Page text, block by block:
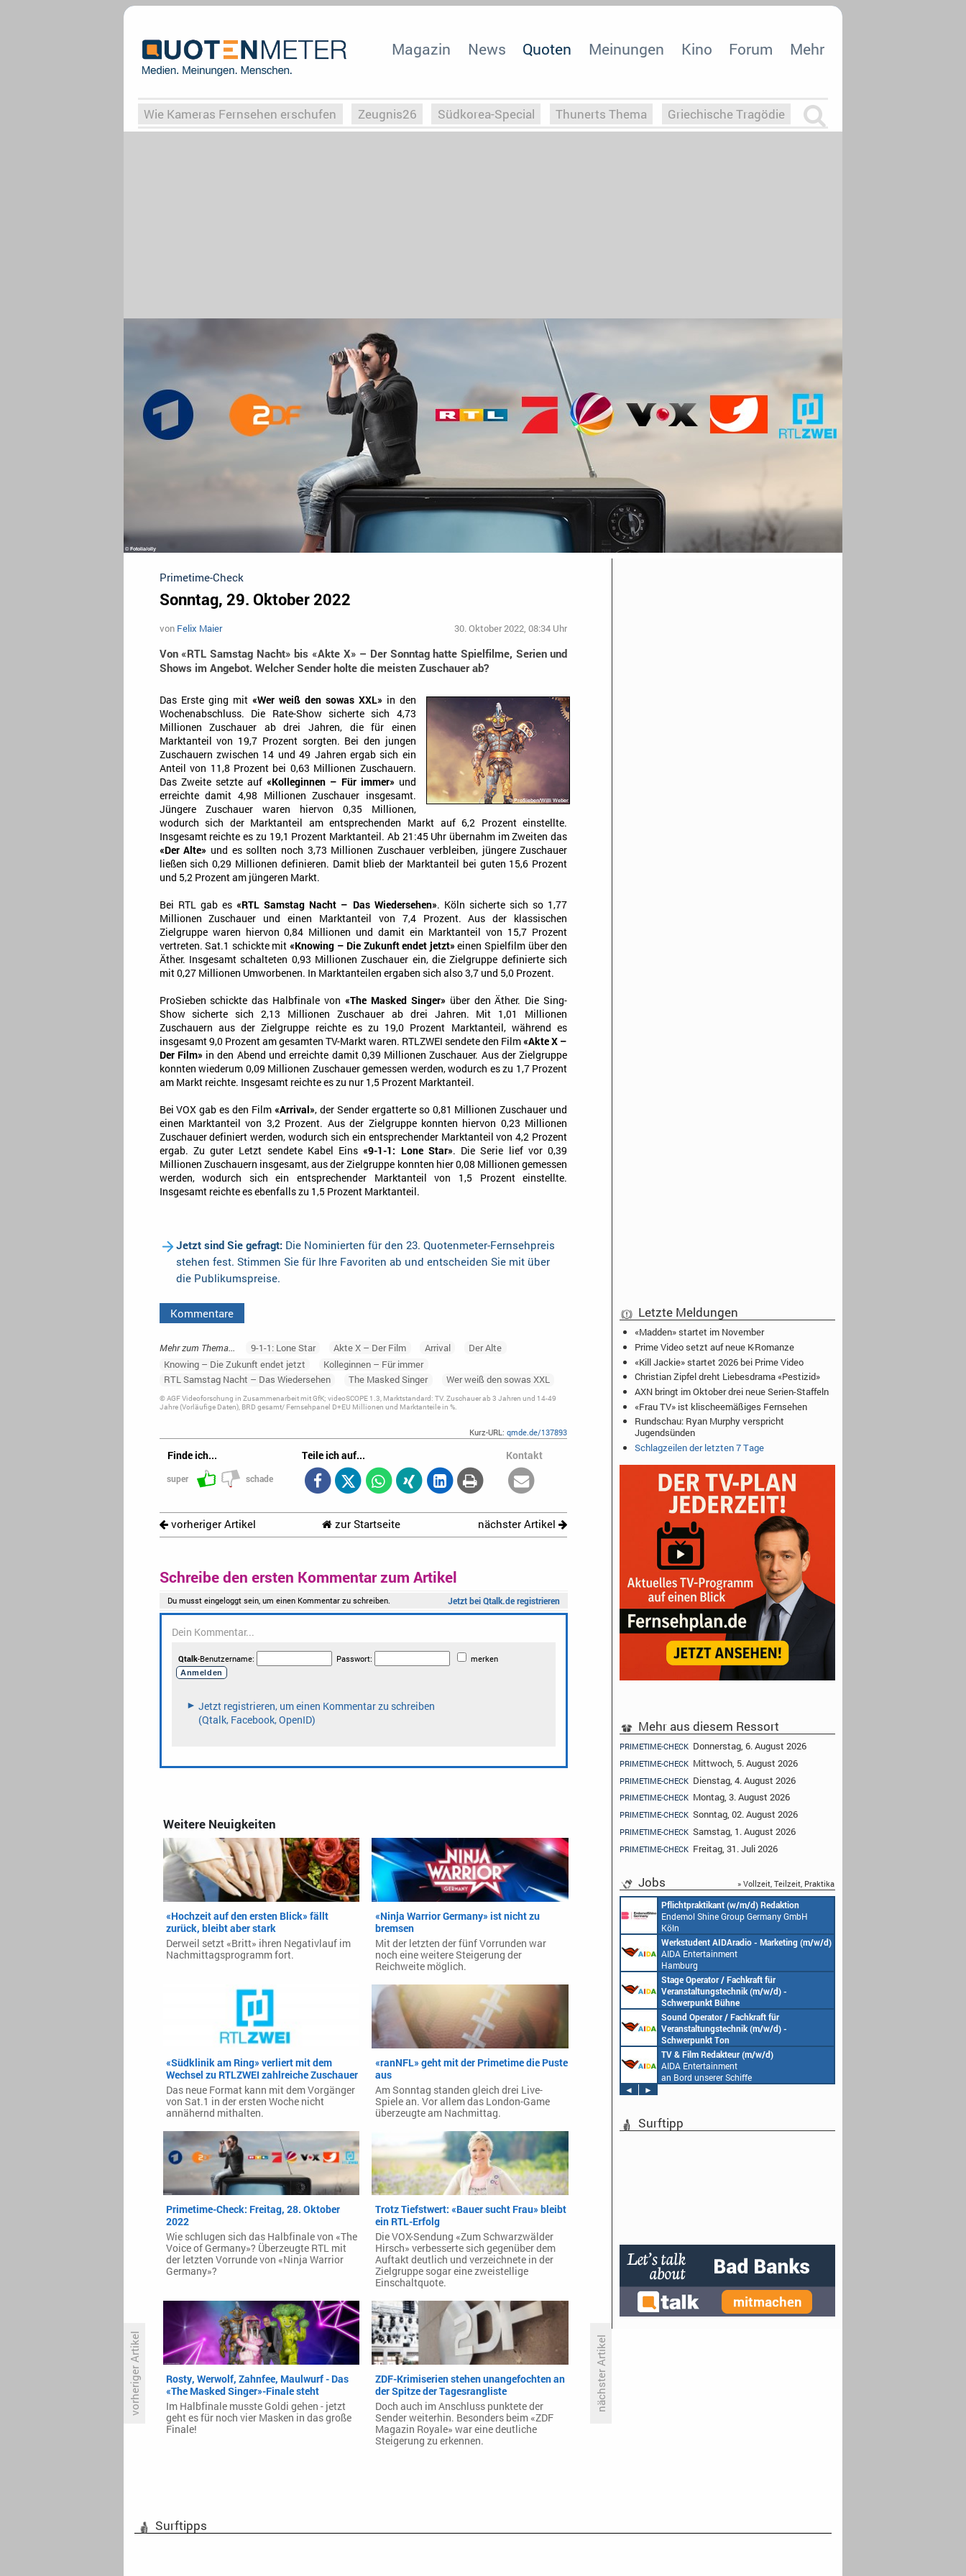
Magazin News Quoten Meinungen Kino Forum Mehr
Wie Kameras Fernsehen erschufen Zeugnis26 Südkorea-Special Thunerts Thema Griechische Tragödie
Primetime-Check
Sonntag, 29. Oktober 2022
von Felix Maier 30. Oktober 2022, 08:34 Uhr
Von «RTL Samstag Nacht» bis «Akte X» – Der Sonntag hatte Spielfilme, Serien und
Shows im Angebot. Welcher Sender holte die meisten Zuschauer ab?
Das Erste ging mit «Wer weiß den sowas XXL» in den
Wochenabschluss. Die Rate-Show sicherte sich 4,73
Millionen Zuschauer ab drei Jahren, die für einen
Marktanteil von 19,7 Prozent sorgten. Bei den jungen
Zuschauern zwischen 14 und 49 Jahren ergab sich ein
Anteil von 11,8 Prozent bei 0,63 Millionen Zuschauern.
Das Zweite setzte auf «Kolleginnen – Für immer» und
erreichte damit 4,98 Millionen Zuschauer insgesamt.
Jüngere Zuschauer waren hiervon 0,35 Millionen,
wodurch sich der Marktanteil am entsprechenden Markt auf 6,2 Prozent einstellte.
Insgesamt reichte es zu 19,1 Prozent Marktanteil. Ab 21:45 Uhr übernahm im Zweiten das
«Der Alte» und es sollten noch 3,73 Millionen Zuschauer verbleiben, jüngere Zuschauer
ließen sich 0,29 Millionen definieren. Damit blieb der Marktanteil bei guten 15,6 Prozent
und 5,2 Prozent am jüngeren Markt.
Bei RTL gab es«RTL Samstag Nacht – Das Wiedersehen». Köln sicherte sich so 1,77
Millionen Zuschauer und einen Marktanteil von 7,4 Prozent. Aus der klassischen
Zielgruppe waren hiervon 0,84 Millionen und damit ein Marktanteil von 15,7 Prozent
vertreten. Sat.1 schickte mit «Knowing – Die Zukunft endet jetzt» einen Spielfilm über den
Äther. Insgesamt schalteten 0,93 Millionen Zuschauer ein, die Zielgruppe definierte sich
mit 0,27 Millionen Umworbenen. In Marktanteilen ergaben sich also 3,7 und 5,0 Prozent.
ProSieben schickte das Halbfinale von«The Masked Singer» über den Äther. Die Sing-
Show sicherte sich 2,13 Millionen Zuschauer ab drei Jahren. Mit 1,01 Millionen
Zuschauern aus der Zielgruppe reichte es zu 19,0 Prozent Marktanteil, während es
insgesamt 9,0 Prozent am gesamten TV-Markt waren. RTLZWEI sendete den Film«Akte X –
Der Film» in den Abend und erreichte damit 0,39 Millionen Zuschauer. Aus der Zielgruppe
konnten wiederum 0,09 Millionen Zuschauer gemessen werden, wodurch es zu 1,7 Prozent
am Markt reichte. Insgesamt reichte es zu nur 1,5 Prozent Marktanteil.
Bei VOX gab es den Film «Arrival», der Sender ergatterte so 0,81 Millionen Zuschauer und
einen Marktanteil von 3,2 Prozent. Aus der Zielgruppe konnten hiervon 0,23 Millionen
Zuschauer definiert werden, wodurch sich ein entsprechender Marktanteil von 4,2 Prozent
ergab. Zu guter Letzt sendete Kabel Eins«9-1-1: Lone Star». Die Serie lief vor 0,39
Millionen Zuschauern insgesamt, aus der Zielgruppe konnten hier 0,08 Millionen gemessen
werden, wodurch sich ein entsprechender Marktanteil von 1,5 Prozent einstellte.
Insgesamt reichte es ebenfalls zu 1,5 Prozent Marktanteil.
Jetzt sind Sie gefragt:Die Nominierten für den 23. Quotenmeter-Fernsehpreis
stehen fest. Stimmen Sie für Ihre Favoriten ab und entscheiden Sie mit über
die Publikumspreise.
Kommentare
Mehr zum Thema... 9-1-1: Lone Star Akte X – Der Film Arrival
Der Alte
Knowing – Die Zukunft endet jetzt
Kolleginnen – Für immer
RTL Samstag Nacht – Das Wiedersehen
The Masked Singer Wer weiß den sowas XXL
© AGF Videoforschung in Zusammenarbeit mit GfK; videoSCOPE 1.3, Marktstandard: TV. Zuschauer ab 3 Jahren und 14-49
Jahre (Vorläufige Daten), BRD gesamt/ Fernsehpanel D+EU Millionen und Marktanteile in %.
Kurz-URL:qmde.de/137893
Finde ich...
super schade
Teile ich auf... Kontakt
vorheriger Artikel zur Startseite nächster Artikel
vorheriger Artikel Fünf Horrorfilme für Halloween nächster Artikel
Rosty, Werwolf, Zahnfee,
Maulwurf - Das «The Masked
Singer»-Finale steht
Schreibe den ersten Kommentar zum Artikel
Weitere Neuigkeiten
«Hochzeit auf den ersten Blick» fällt
zurück, bleibt aber stark
Derweil setzt «Britt» ihren Negativlauf im
Nachmittagsprogramm fort.
«Ninja Warrior Germany» ist nicht zu
bremsen
Mit der letzten der fünf Vorrunden war
noch eine weitere Steigerung der
Reichweite möglich.
«Südklinik am Ring» verliert mit dem
Wechsel zu RTLZWEI zahlreiche Zuschauer
Das neue Format kann mit dem Vorgänger
von Sat.1 in der ersten Woche nicht
annähernd mithalten.
«ranNFL» geht mit der Primetime die Puste
aus
Am Sonntag standen gleich drei Live-
Spiele an. Vor allem das London-Game
überzeugte am Nachmittag.
Primetime-Check: Freitag, 28. Oktober
2022
Wie schlugen sich das Halbfinale von «The
Voice of Germany»? Überzeugte RTL mit
der letzten Vorrunde von «Ninja Warrior
Germany»?
Trotz Tiefstwert: «Bauer sucht Frau» bleibt
ein RTL-Erfolg
Die VOX-Sendung «Zum Schwarzwälder
Hirsch» verbesserte sich gegenüber dem
Auftakt deutlich und verzeichnete in der
Zielgruppe sogar eine zweistellige
Einschaltquote.
Rosty, Werwolf, Zahnfee, Maulwurf - Das
«The Masked Singer»-Finale steht
Im Halbfinale musste Goldi gehen - jetzt
geht es für noch vier Masken in das große
Finale!
ZDF-Krimiserien stehen unangefochten an
der Spitze der Tagesrangliste
Doch auch im Anschluss punktete der
Sender weiterhin. Besonders beim «ZDF
Magazin Royale» war eine deutliche
Steigerung zu erkennen.
Letzte Meldungen
«Madden» startet im November
Prime Video setzt auf neue K-Romanze
«Kill Jackie» startet 2026 bei Prime Video
Christian Zipfel dreht Liebesdrama «Pestizid»
AXN bringt im Oktober drei neue Serien-Staffeln
«Frau TV» ist klischeemäßiges Fernsehen
Rundschau: Ryan Murphy verspricht
Jugendsünden
Schlagzeilen der letzten 7 Tage
Mehr aus diesem Ressort
PRIMETIME-CHECK Donnerstag, 6. August 2026
PRIMETIME-CHECK Mittwoch, 5. August 2026
PRIMETIME-CHECK Dienstag, 4. August 2026
PRIMETIME-CHECK Montag, 3. August 2026
PRIMETIME-CHECK Sonntag, 02. August 2026
PRIMETIME-CHECK Samstag, 1. August 2026
PRIMETIME-CHECK Freitag, 31. Juli 2026
Jobs » Vollzeit, Teilzeit, Praktika
Pflichtpraktikant (w/m/d) Redaktion
Endemol Shine Group Germany GmbH
Köln
Werkstudent AIDAradio - Marketing (m/w/d)
AIDA Entertainment
Hamburg
Stage Operator / Fachkraft für
Veranstaltungstechnik (m/w/d) -
Schwerpunkt Bühne
AIDA Entertainment
an Bord unserer Schiffe
Sound Operator / Fachkraft für
Veranstaltungstechnik (m/w/d) -
Schwerpunkt Ton
AIDA Entertainment
an Bord unserer Schiffe
TV & Film Redakteur (m/w/d)
AIDA Entertainment
an Bord unserer Schiffe
◄
►
Surftipp
Surftipps